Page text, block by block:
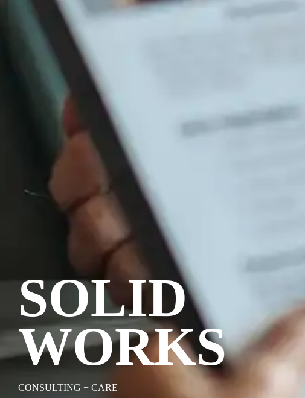
SOLID
WORKS
CONSULTING + CARE